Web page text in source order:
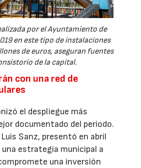
por el Ayuntamiento de
en este tipo de instalaciones
de euros, aseguran fuentes
de la capital.
con una red de
el despliegue más
documentado del periodo.
Luis Sanz, presentó en abril
una estrategia municipal a
una inversión